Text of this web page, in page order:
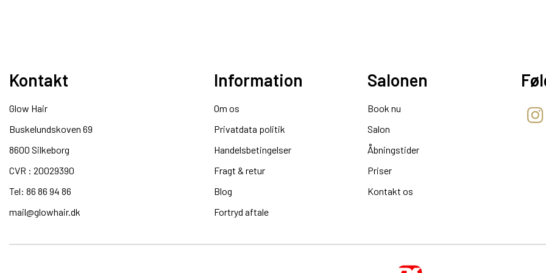
Kontakt
Glow Hair
Buskelundskoven 69
8600 Silkeborg​
CVR : 20029390​
Tel: 86 86 94 86
mail@glowhair.dk
Information
Om os
Privatdata politik
Handelsbetingelser
Fragt & retur
Blog
Fortryd aftale
Salonen
Book nu
Salon
Åbningstider
Priser
Kontakt os